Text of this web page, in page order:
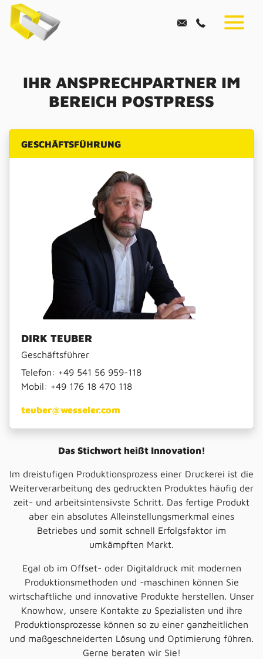
POSTPRESS
IHR ANSPRECHPARTNER IM
BEREICH POSTPRESS
GESCHÄFTSFÜHRUNG
DIRK TEUBER
Geschäftsführer
Telefon: +49 541 56 959-118
Mobil: +49 176 18 470 118
teuber@wesseler.com
Das Stichwort heißt Innovation!
Im dreistufigen Produktionsprozess einer Druckerei ist die
Weiterverarbeitung des gedruckten Produktes häufig der
zeit- und arbeitsintensivste Schritt. Das fertige Produkt
aber ein absolutes Alleinstellungsmerkmal eines
Betriebes und somit schnell Erfolgsfaktor im
umkämpften Markt.
Egal ob im Offset- oder Digitaldruck mit modernen
Produktionsmethoden und -maschinen können Sie
wirtschaftliche und innovative Produkte herstellen. Unser
Knowhow, unsere Kontakte zu Spezialisten und ihre
Produktionsprozesse können so zu einer ganzheitlichen
und maßgeschneiderten Lösung und Optimierung führen.
Gerne beraten wir Sie!